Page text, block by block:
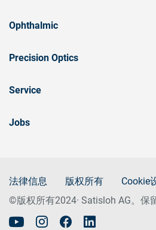
Ophthalmic
Precision Optics
Service
Jobs
法律信息 版权所有
Cookie
©版权所有2024· Satisloh AG。保